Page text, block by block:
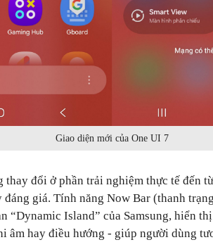
Giao diện mới của One UI 7
thay đổi ở phần trải nghiệm thực tế đến
đáng giá. Tính năng Now Bar (thanh
“Dynamic Island” của Samsung, hiển
âm hay điều hướng - giúp người dùng